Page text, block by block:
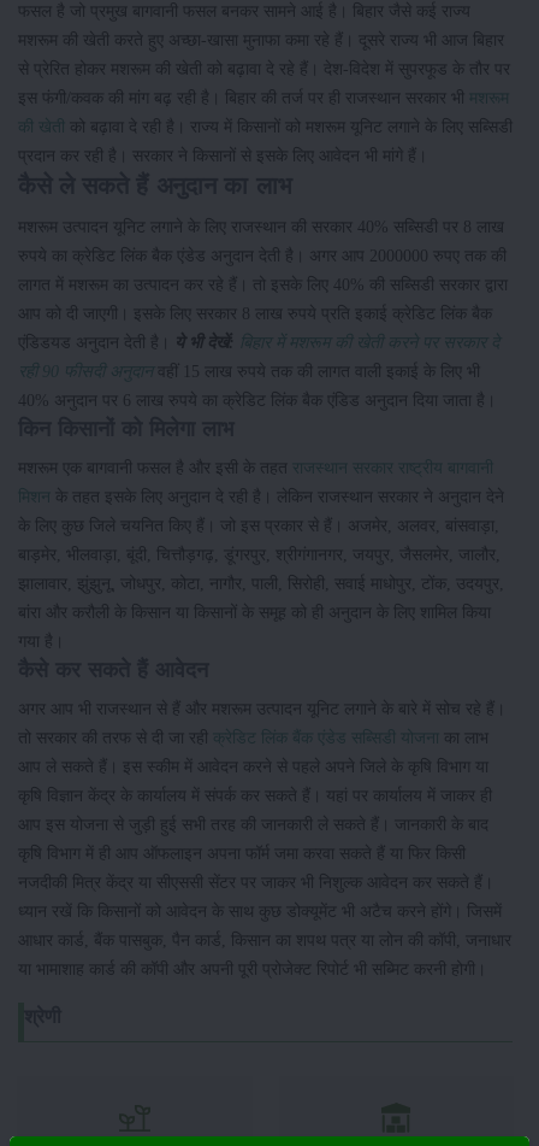
फसल है जो प्रमुख बागवानी फसल बनकर सामने आई है। बिहार जैसे कई राज्य
मशरूम की खेती करते हुए अच्छा-खासा मुनाफा कमा रहे हैं। दूसरे राज्य भी आज बिहार
से प्रेरित होकर मशरूम की खेती को बढ़ावा दे रहे हैं। देश-विदेश में सुपरफूड के तौर पर
इस फंगी/कवक की मांग बढ़ रही है। बिहार की तर्ज पर ही राजस्थान सरकार भी मशरूम
की खेती
को बढ़ावा दे रही है। राज्य में किसानों को मशरूम यूनिट लगाने के लिए सब्सिडी
प्रदान कर रही है। सरकार ने किसानों से इसके लिए आवेदन भी मांगे हैं।
मशरूम उत्पादन यूनिट लगाने के लिए राजस्थान की सरकार 40% सब्सिडी पर 8 लाख
रुपये का क्रेडिट लिंक बैक एंडेड अनुदान देती है। अगर आप 2000000 रुपए तक की
लागत में मशरूम का उत्पादन कर रहे हैं। तो इसके लिए 40% की सब्सिडी सरकार द्वारा
आप को दी जाएगी। इसके लिए सरकार 8 लाख रुपये प्रति इकाई क्रेडिट लिंक बैक
एंडिडयड अनुदान देती है।
ये भी देखें: बिहार में मशरूम की खेती करने पर सरकार दे
रही 90 फीसदी अनुदान वहीं 15 लाख रुपये तक की लागत वाली इकाई के लिए भी
40% अनुदान पर 6 लाख रुपये का क्रेडिट लिंक बैक एंडिड अनुदान दिया जाता है।
मशरूम एक बागवानी फसल है और इसी के तहत राजस्थान सरकार राष्ट्रीय बागवानी
मिशन के तहत इसके लिए अनुदान दे रही है। लेकिन राजस्थान सरकार ने अनुदान देने
के लिए कुछ जिले चयनित किए हैं। जो इस प्रकार से हैं। अजमेर, अलवर, बांसवाड़ा,
बाड़मेर, भीलवाड़ा, बूंदी, चित्तौड़गढ़, डूंगरपुर, श्रीगंगानगर, जयपुर, जैसलमेर, जालौर,
झालावार, झुंझुनू, जोधपुर, कोटा, नागौर, पाली, सिरोही, सवाई माधोपुर, टोंक, उदयपुर,
बांरा और करौली के किसान या किसानों के समूह को ही अनुदान के लिए शामिल किया
गया है।
अगर आप भी राजस्थान से हैं और मशरूम उत्पादन यूनिट लगाने के बारे में सोच रहे हैं।
तो सरकार की तरफ से दी जा रही
क्रेडिट लिंक बैंक एंडेड सब्सिडी योजना
का लाभ
आप ले सकते हैं। इस स्कीम में आवेदन करने से पहले अपने जिले के कृषि विभाग या
कृषि विज्ञान केंद्र के कार्यालय में संपर्क कर सकते हैं। यहां पर कार्यालय में जाकर ही
आप इस योजना से जुड़ी हुई सभी तरह की जानकारी ले सकते हैं। जानकारी के बाद
कृषि विभाग में ही आप ऑफलाइन अपना फॉर्म जमा करवा सकते हैं या फिर किसी
नजदीकी मित्र केंद्र या सीएससी सेंटर पर जाकर भी निशुल्क आवेदन कर सकते हैं।
ध्यान रखें कि किसानों को आवेदन के साथ कुछ डोक्यूमेंट भी अटैच करने होंगे। जिसमें
आधार कार्ड, बैंक पासबुक, पैन कार्ड, किसान का शपथ पत्र या लोन की कॉपी, जनाधार
या भामाशाह कार्ड की कॉपी और अपनी पूरी प्रोजेक्ट रिपोर्ट भी सब्मिट करनी होगी।